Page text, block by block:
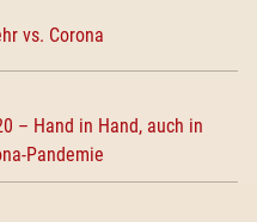
vs. Corona
– Hand in Hand, auch in
Pandemie